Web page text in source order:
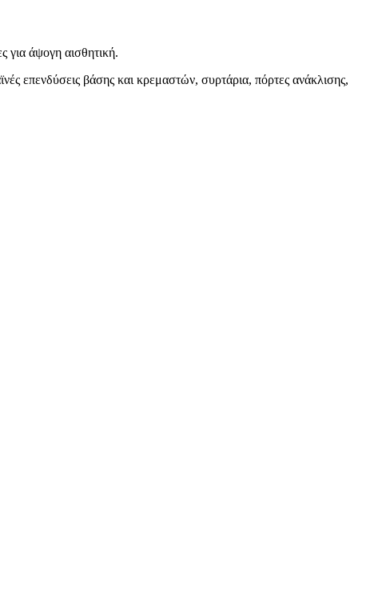
άψογη αισθητική.
επενδύσεις βάσης και κρεμαστών, συρτάρια, πόρτες ανάκλισης,